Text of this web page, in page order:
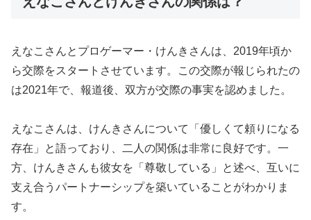
えなこさんとプロゲーマー・けんきさんは、2019年頃か
ら交際をスタートさせています。この交際が報じられたの
は2021年で、報道後、双方が交際の事実を認めました。
えなこさんは、けんきさんについて「優しくて頼りになる
存在」と語っており、二人の関係は非常に良好です。一
方、けんきさんも彼女を「尊敬している」と述べ、互いに
支え合うパートナーシップを築いていることがわかりま
す。